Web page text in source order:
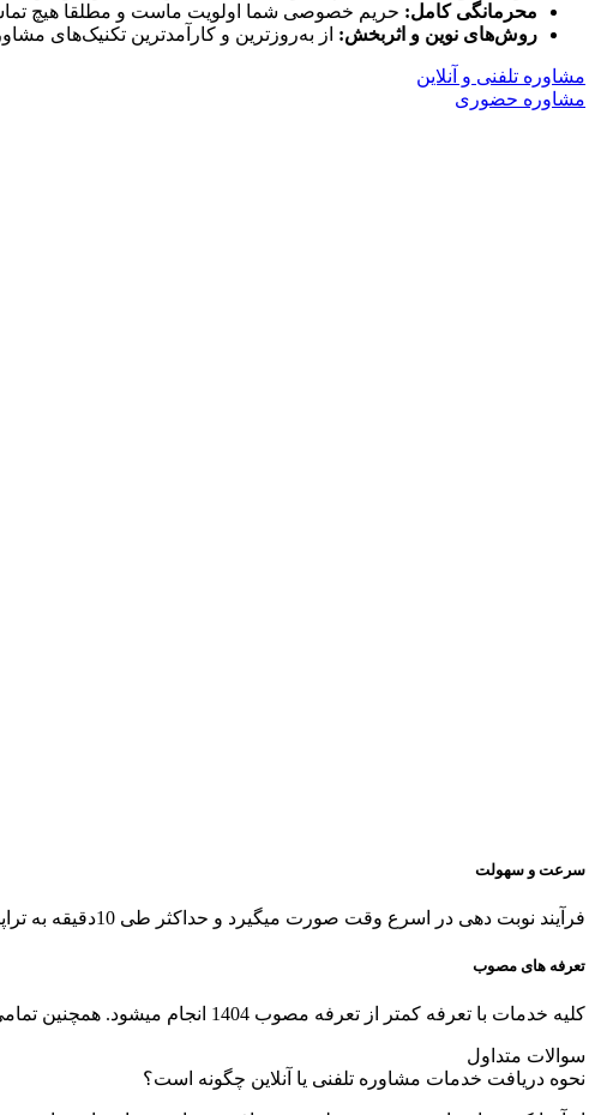
محرمانگی کامل: حریم خصوصی شما اولویت ماست و مطلقا هیچ
روش‌های نوین و اثربخش: از به‌روزترین و کارآمدترین تکنیک‌های
مشاوره تلفنی و آنلاین
مشاوره حضوری
سرعت و سهولت
فرآیند نوبت دهی در اسرع وقت صورت میگیرد و حداکثر طی 10دقیقه به تراپیست مجرب در حیطه درخواستی وصل میشوید.
تعرفه های مصوب
کلیه خدمات با تعرفه کمتر از تعرفه مصوب 1404 انجام میشود. همچنین تمامی مشاورین بیش از 10سال تجربه کاری دارند.
سوالات متداول
نحوه دریافت خدمات مشاوره تلفنی یا آنلاین چگونه است؟